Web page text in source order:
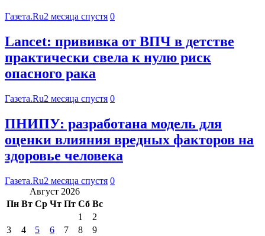
Газета.Ru2 месяца спустя 0
Lancet: прививка от ВПЧ в детстве
практически свела к нулю риск
опасного рака
Газета.Ru2 месяца спустя 0
ПНИПУ: разработана модель для
оценки влияния вредных факторов на
здоровье человека
Газета.Ru2 месяца спустя 0
Август 2026
Пн Вт Ср Чт Пт Сб Вс
1
2
3
4 5 6 7 8
9